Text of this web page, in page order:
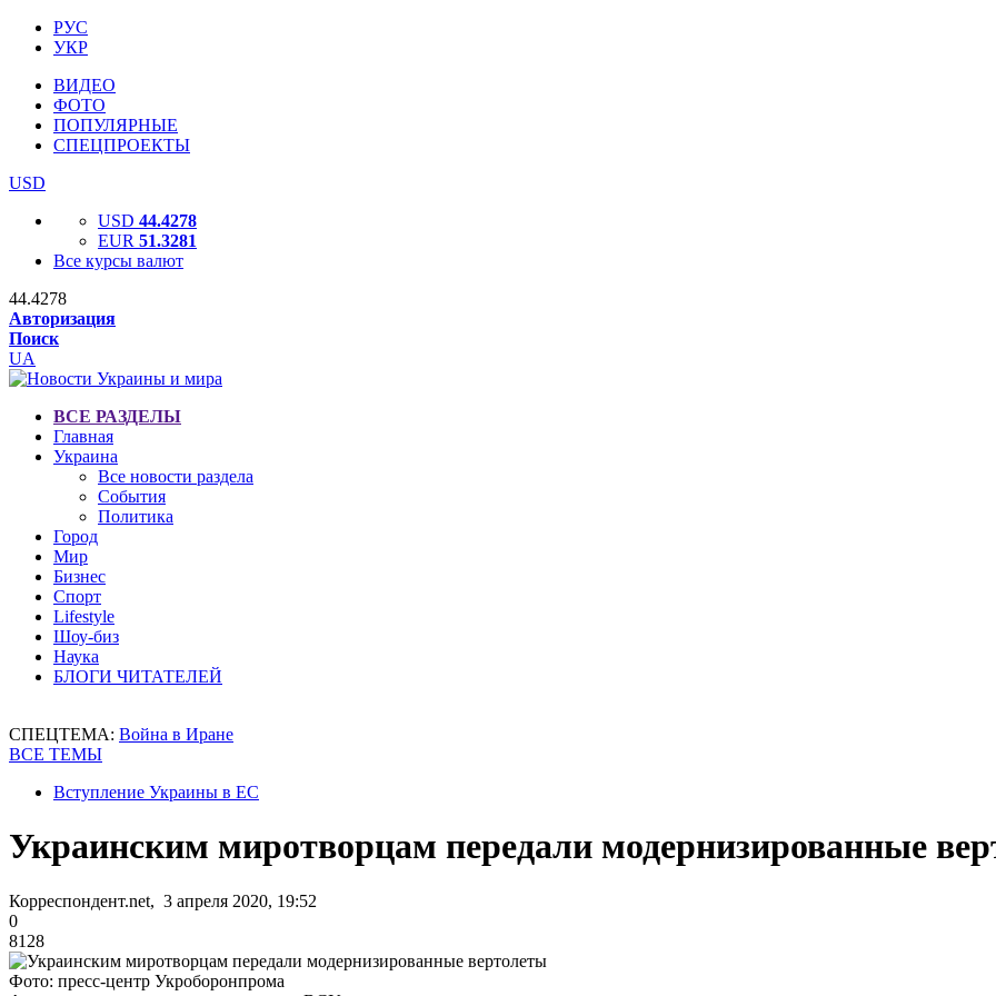
РУС
УКР
ВИДЕО
ФОТО
ПОПУЛЯРНЫЕ
СПЕЦПРОЕКТЫ
USD
USD 44.4278
EUR 51.3281
Все курсы валют
44.4278
Авторизация
Поиск
UA
ВСЕ РАЗДЕЛЫ
Главная
Украина
Все новости раздела
События
Политика
Город
Мир
Бизнес
Спорт
Lifestyle
Шоу-биз
Наука
БЛОГИ ЧИТАТЕЛЕЙ
СПЕЦТЕМА: Война в Иране
ВСЕ ТЕМЫ
Вступление Украины в ЕС
Украинским миротворцам передали модернизированные
Корреспондент.net, 3 апреля 2020, 19:52
0
8128
Фото: пресс-центр Укроборонпрома